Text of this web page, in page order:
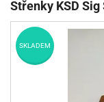
STŘELIVO
PŘÍSLUŠENSTVÍ
Střenky KSD
SKLADEM